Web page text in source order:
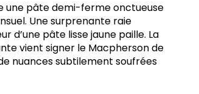
une pâte demi-ferme onctueuse
Une surprenante raie
d’une pâte lisse jaune paille. La
vient signer le Macpherson de
nuances subtilement soufrées